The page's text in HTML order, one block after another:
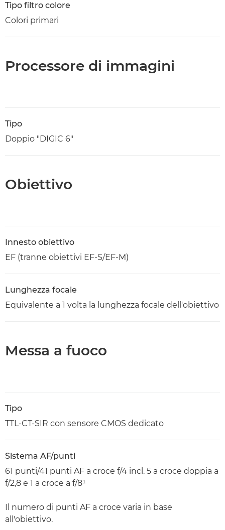
Tipo filtro colore
Colori primari
Processore di immagini
Tipo
Doppio "DIGIC 6"
Obiettivo
Innesto obiettivo
EF (tranne obiettivi EF-S/EF-M)
Lunghezza focale
Equivalente a 1 volta la lunghezza focale dell'obiettivo
Messa a fuoco
Tipo
TTL-CT-SIR con sensore CMOS dedicato
Sistema AF/punti
61 punti/41 punti AF a croce f/4 incl. 5 a croce doppia a
f/2,8 e 1 a croce a f/8¹
Il numero di punti AF a croce varia in base
all'obiettivo.